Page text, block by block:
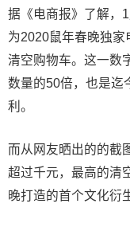
据《电商报》了解，
为2020鼠年春晚独
清空购物车。这一数
数量的50倍，也是迄
利。
而从网友晒出的的截
超过千元，最高的清
晚打造的首个文化衍